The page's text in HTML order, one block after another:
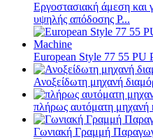
Εργοστασιακή άμεση
υψηλής απόδοσης P...
European Style 77 55 PU
Ανοξείδωτη μηχανή
πλήρως αυτόματη μηχανή
Γωνιακή Γραμμή